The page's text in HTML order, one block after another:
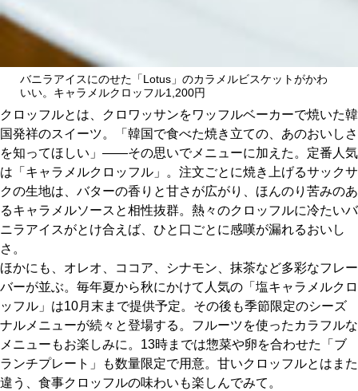
バニラアイスにのせた「Lotus」のカラメルビスケットがかわ
いい。キャラメルクロッフル1,200円
クロッフルとは、クロワッサンをワッフルベーカーで焼いた韓
国発祥のスイーツ。「韓国で食べた焼き立ての、あのおいしさ
を知ってほしい」――その思いでメニューに加えた。定番人気
は「キャラメルクロッフル」。注文ごとに焼き上げるサックサ
クの生地は、バターの香りと甘さが広がり、ほんのり苦みのあ
るキャラメルソースと相性抜群。熱々のクロッフルに冷たいバ
ニラアイスがとけ合えば、ひと口ごとに感嘆が漏れるおいし
さ。
ほかにも、オレオ、ココア、シナモン、抹茶など多彩なフレー
バーが並ぶ。毎年夏から秋にかけて人気の「塩キャラメルクロ
ッフル」は10月末まで提供予定。その後も季節限定のシーズ
ナルメニューが続々と登場する。フルーツを使ったカラフルな
メニューもお楽しみに。13時までは惣菜や卵を合わせた「ブ
ランチプレート」も数量限定で用意。甘いクロッフルとはまた
違う、食事クロッフルの味わいも楽しんでみて。